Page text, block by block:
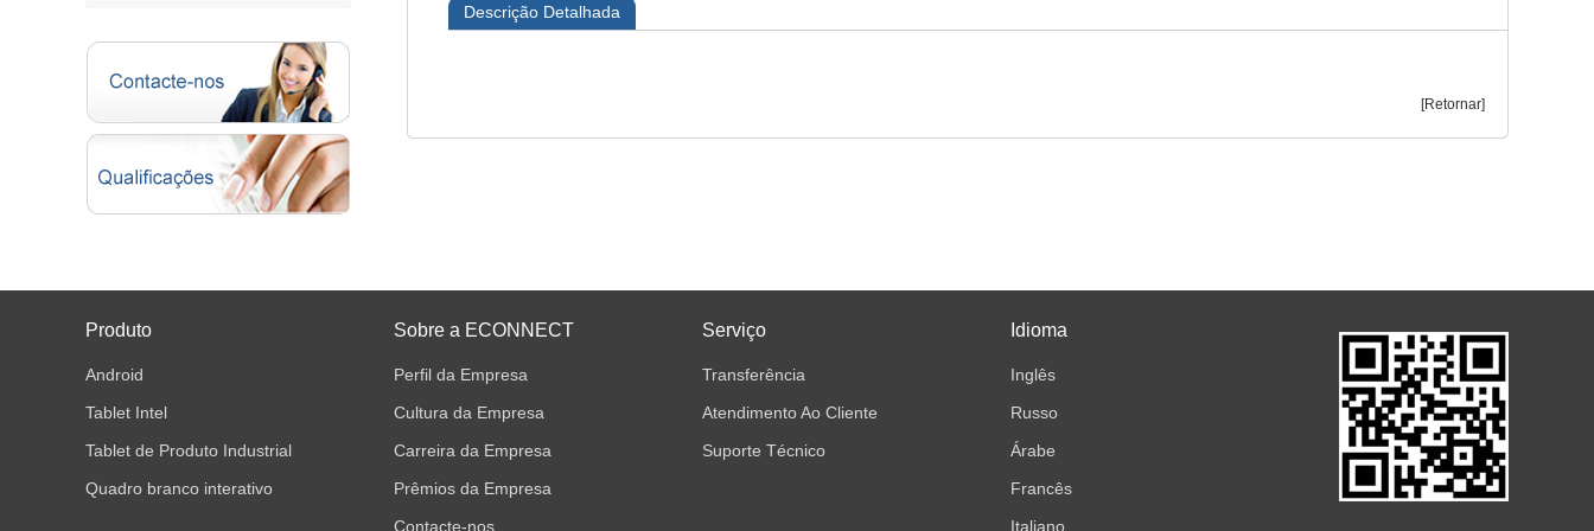
Descrição Detalhada
[Retornar]
Produto
Android
Tablet Intel
Tablet de Produto Industrial
Quadro branco interativo
Sobre a ECONNECT
Perfil da Empresa
Cultura da Empresa
Carreira da Empresa
Prêmios da Empresa
Contacte-nos
Serviço
Transferência
Atendimento Ao Cliente
Suporte Técnico
Idioma
Inglês
Russo
Árabe
Francês
Italiano